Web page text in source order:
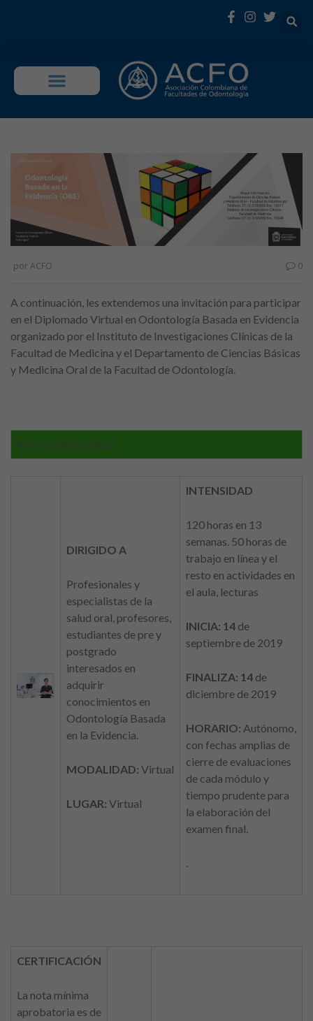
por ACFO 0
A continuación, les extendemos una invitación para participar
en el Diplomado Virtual en Odontología Basada en Evidencia
organizado por el Instituto de Investigaciones Clínicas de la
Facultad de Medicina y el Departamento de Ciencias Básicas
y Medicina Oral de la Facultad de Odontología.
Información General
DIRIGIDO A
Profesionales y
especialistas de la
salud oral, profesores,
estudiantes de pre y
postgrado
interesados en
adquirir
conocimientos en
Odontología Basada
en la Evidencia.
MODALIDAD: Virtual
LUGAR: Virtual
INTENSIDAD
120 horas en 13
semanas. 50 horas de
trabajo en línea y el
resto en actividades en
el aula, lecturas
INICIA: 14 de
septiembre de 2019
FINALIZA: 14 de
diciembre de 2019
HORARIO: Autónomo,
con fechas amplias de
cierre de evaluaciones
de cada módulo y
tiempo prudente para
la elaboración del
examen final.
.
CERTIFICACIÓN
La nota mínima
aprobatoria es de